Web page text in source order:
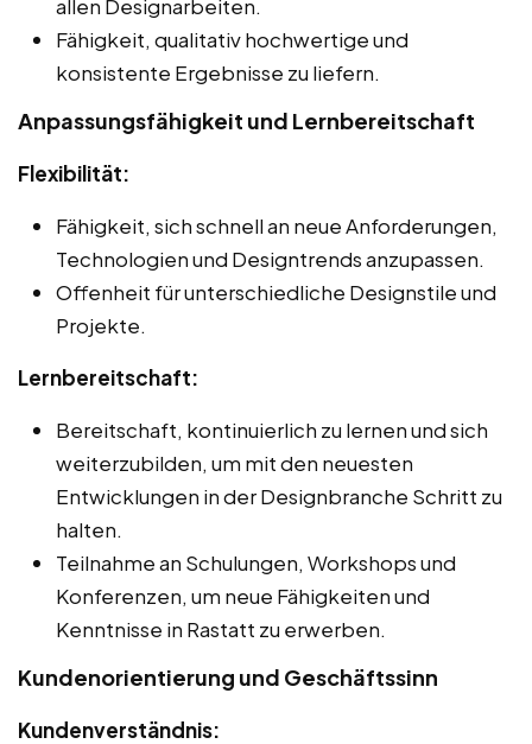
allen Designarbeiten.
Fähigkeit, qualitativ hochwertige und
konsistente Ergebnisse zu liefern.
Anpassungsfähigkeit und Lernbereitschaft
Flexibilität:
Fähigkeit, sich schnell an neue Anforderungen,
Technologien und Designtrends anzupassen.
Offenheit für unterschiedliche Designstile und
Projekte.
Lernbereitschaft:
Bereitschaft, kontinuierlich zu lernen und sich
weiterzubilden, um mit den neuesten
Entwicklungen in der Designbranche Schritt zu
halten.
Teilnahme an Schulungen, Workshops und
Konferenzen, um neue Fähigkeiten und
Kenntnisse in Rastatt zu erwerben.
Kundenorientierung und Geschäftssinn
Kundenverständnis: